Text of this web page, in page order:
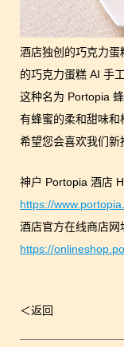
酒店独创的巧克力
的巧克力蛋糕 AI 手
这种名为 Portopia
有蜂蜜的柔和甜味和
希望您会喜欢我们新
神户 Portopia 酒店
https://
酒店官方在线商店网
https://
文
＜返回